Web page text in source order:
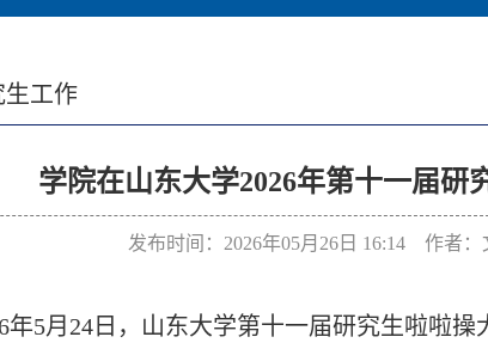
生工作
学院在山东大学2026年第十一届研
发布时间：2026年05月26日 16:14 作者
年5月24日，山东大学第十一届研究生啦啦